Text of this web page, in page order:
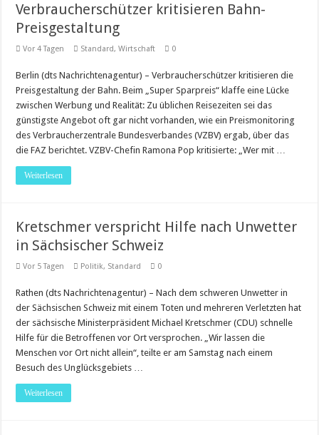
Verbraucherschützer kritisieren Bahn-
Preisgestaltung
Vor 4 Tagen Standard,Wirtschaft 0
Berlin (dts Nachrichtenagentur) – Verbraucherschützer kritisieren die
Preisgestaltung der Bahn. Beim „Super Sparpreis“ klaffe eine Lücke
zwischen Werbung und Realität: Zu üblichen Reisezeiten sei das
günstigste Angebot oft gar nicht vorhanden, wie ein Preismonitoring
des Verbraucherzentrale Bundesverbandes (VZBV) ergab, über das
die FAZ berichtet. VZBV-Chefin Ramona Pop kritisierte: „Wer mit …
Weiterlesen
Kretschmer verspricht Hilfe nach Unwetter
in Sächsischer Schweiz
Vor 5 Tagen Politik, Standard 0
Rathen (dts Nachrichtenagentur) – Nach dem schweren Unwetter in
der Sächsischen Schweiz mit einem Toten und mehreren Verletzten hat
der sächsische Ministerpräsident Michael Kretschmer (CDU) schnelle
Hilfe für die Betroffenen vor Ort versprochen. „Wir lassen die
Menschen vor Ort nicht allein“, teilte er am Samstag nach einem
Besuch des Unglücksgebiets …
Weiterlesen